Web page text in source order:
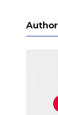
Author